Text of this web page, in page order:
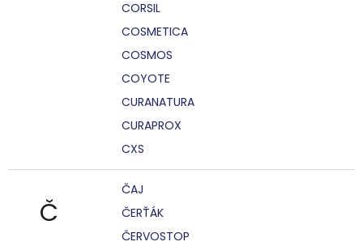
CORSIL
COSMETICA
COSMOS
COYOTE
CURANATURA
CURAPROX
CXS
Č
ČAJ
ČERŤÁK
ČERVOSTOP